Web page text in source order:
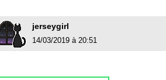
jerseygirl
14/03/2019 à 20:51